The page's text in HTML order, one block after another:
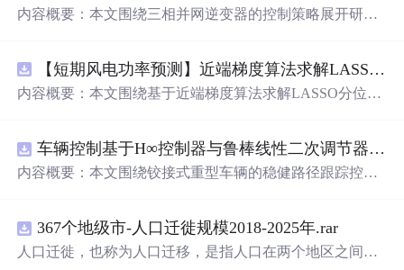
内容概要：本文围绕三相并网逆变器的控制策略展开研
（正弦脉宽调制）两种调制方式在Simulink平台下的仿真建
模。通过引入虚拟阻抗改善系统输出阻抗特性，结合统一
量。研究涵盖了控制策略的设计、调制算法的实现、动态
响应分析及谐波抑制效果评估，同时拓展涉及正负序分
离、 中点电位平衡、DPWMA调制等关键技术，构建了完
用于从事电力电子、新能源发电、智能电网及相关领域的
研究生、科研人员和工程技术人员，特别是具备三相并网
逆变器控制理论基础并熟悉MATLAB/Simulink仿真环境的
【短期风电功率预测】近端梯度算法求解LASSO分位数回归-短期风电功率预测研究（Matlab代码实现）
内容概要：本文围绕基于近端梯度算法求解LASSO分位数
分位数回归模型，深入剖析其数学原理，并引入近端梯度
算法进行高效优化求解，有效应对高维稀疏数据与异常值
的预测性能，结果表明其相较于传统方法具有更强的稳定
性和准确性。此外，文档还整合了电力系统、机器学习、
路径规划等多个领域的相关科研方向与技术应用案例，突
车辆控制基于H∞控制器与鲁棒线性二次调节器RLQR的铰接式重型车辆的稳健路径跟踪控制研究（Matlab代码实现）
内容概要：本文围绕铰接式重型车辆的稳健路径跟踪控制
系统中存在的外部干扰与参数不确定性，设计H∞控制器以
增强系统的抗干扰能力，并结合RLQR优化控制性能，在
367个地级市-人口迁徙规模2018-2025年.rar
人口迁徙，也称为人口迁移，是指人口在两个地区之间的